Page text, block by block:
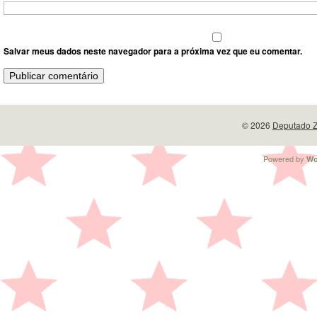
Salvar meus dados neste navegador para a próxima vez que eu comentar.
© 2026 Deputado
Powered by